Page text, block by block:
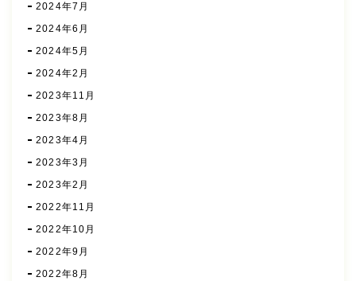
2024年7月
2024年6月
2024年5月
2024年2月
2023年11月
2023年8月
2023年4月
2023年3月
2023年2月
2022年11月
2022年10月
2022年9月
2022年8月